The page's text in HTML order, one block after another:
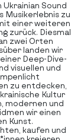
Sound
Musikerlebnis zu
einer weiteren
zurück. Diesmal
zwei Orten
landen wir
Deep-Dive-
visuellen und
zu entdecken,
Kultur
modernen und
wir einen
Kunst.
kaufen und